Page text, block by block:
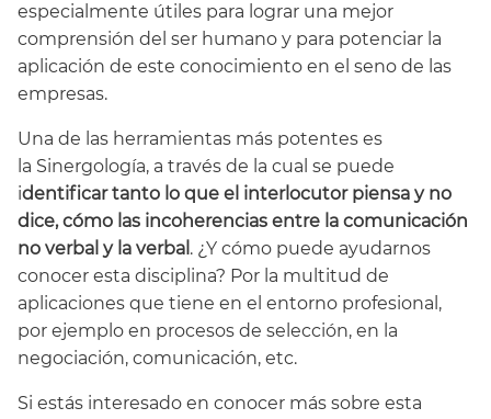
especialmente útiles para lograr una mejor
comprensión del ser humano y para potenciar la
aplicación de este conocimiento en el seno de las
empresas.
Una de las herramientas más potentes es
la Sinergología, a través de la cual se puede
identificar tanto lo que el interlocutor piensa y no
dice, cómo las incoherencias entre la comunicación
no verbal y la verbal . ¿Y cómo puede ayudarnos
conocer esta disciplina? Por la multitud de
aplicaciones que tiene en el entorno profesional,
por ejemplo en procesos de selección, en la
negociación, comunicación, etc.
Si estás interesado en conocer más sobre esta